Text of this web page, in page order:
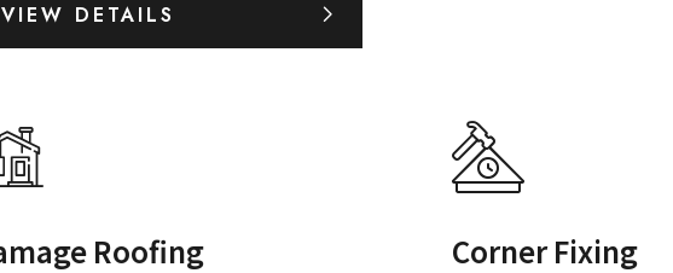
VIEW DETAILS
Roofing Corner Fixing